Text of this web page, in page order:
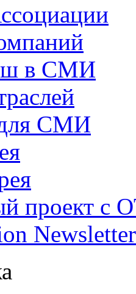
в СМИ
СМИ
проект с
Newsletter